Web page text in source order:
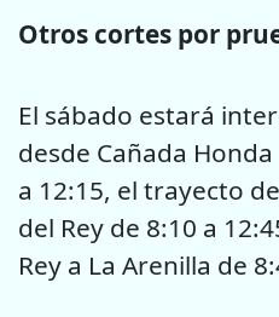
Otros cortes por
El sábado estará
desde Cañada
a 12:15, el trayecto
del Rey de 8:10 a
Rey a La Arenilla de